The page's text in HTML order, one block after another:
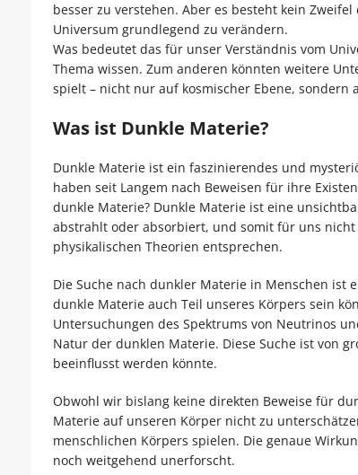
besser zu verstehen. Aber es besteht kein
Universum grundlegend zu verändern.
Was bedeutet das für unser Verständnis vom
Thema wissen. Zum anderen könnten weitere
spielt – nicht nur auf kosmischer Ebene, sondern
Was ist Dunkle Materie?
Dunkle Materie ist ein faszinierendes und
haben seit Langem nach Beweisen für ihre
dunkle Materie? Dunkle Materie ist eine
abstrahlt oder absorbiert, und somit für uns
physikalischen Theorien entsprechen.
Die Suche nach dunkler Materie in Menschen ist
dunkle Materie auch Teil unseres Körpers sein
Untersuchungen des Spektrums von Neutrinos
Natur der dunklen Materie. Diese Suche ist von
beeinflusst werden könnte.
Obwohl wir bislang keine direkten Beweise für
Materie auf unseren Körper nicht zu
menschlichen Körpers spielen. Die genaue
noch weitgehend unerforscht.